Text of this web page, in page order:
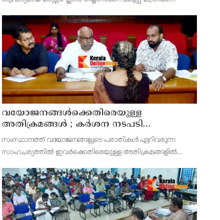
അറിയിച്ചു. ഡിപ്പോയ്ക്ക് നാല് ഏക്കറിൽ അധികം വരുന്ന
സ്ഥലമുണ്ട്
വയോജനങ്ങൾക്കെതിരെയുള്ള
അതിക്രമങ്ങൾ ; കർശന നടപടി
സ്വീകരിക്കുമെന്ന് കമ്മീഷൻ
സംസ്ഥാനത്ത് വയോജനങ്ങളുടെ പരാതികൾ ഏറിവരുന്ന
സാഹചര്യത്തിൽ ഇവർക്കെതിരെയുള്ള അതിക്രമങ്ങളിൽ
ചെയർമാൻ അഡ്വ. കെ. സോമപ്രസാദ്.